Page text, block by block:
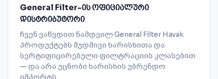
General Filter-ის ოფიციალური
დისტრიბუტორი
ჩვენ ვაწვდით ნამდვილ General Filter Havak
პროდუქტებს მუდმივი ხარისხითა და
სერტიფიცირებული ფილტრაციის კლასებით
— და არა უცნობი ხარისხის უბრენდო
იმპორტს.